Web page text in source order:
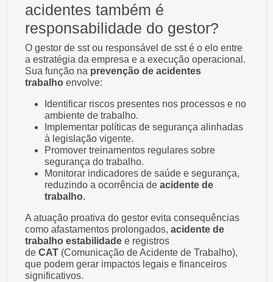
acidentes também é
responsabilidade do gestor?
O gestor de sst ou responsável de sst é o elo entre
a estratégia da empresa e a execução operacional.
Sua função na prevenção de acidentes
trabalho envolve:
Identificar riscos presentes nos processos e no
ambiente de trabalho.
Implementar políticas de segurança alinhadas
à legislação vigente.
Promover treinamentos regulares sobre
segurança do trabalho.
Monitorar indicadores de saúde e segurança,
reduzindo a ocorrência de acidente de
trabalho.
A atuação proativa do gestor evita consequências
como afastamentos prolongados, acidente de
trabalho estabilidade e registros
de CAT (Comunicação de Acidente de Trabalho),
que podem gerar impactos legais e financeiros
significativos.